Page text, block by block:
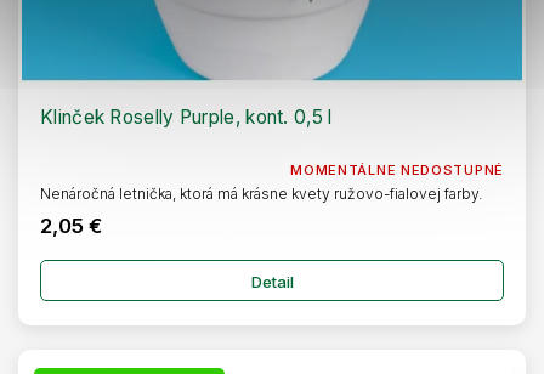
Klinček Roselly Purple, kont. 0,5 l
MOMENTÁLNE NEDOSTUPNÉ
2,05 €
Detail
Nenáročná letnička, ktorá má krásne kvety ružovo-fialovej farby.